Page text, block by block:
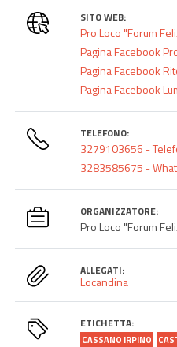
SITO WEB:
Pro Loco "Forum
Pagina Facebook
Pagina Facebook
Pagina Facebook
TELEFONO:
3279103656 -
3283585675 -
ORGANIZZATORE:
Pro Loco "Forum
ALLEGATI:
Locandina
ETICHETTA:
CASSANO IRPINO